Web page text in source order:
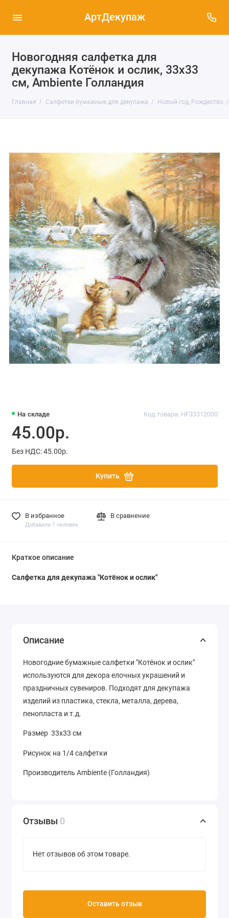
АртДекупаж
Новогодняя салфетка для
декупажа Котёнок и ослик, 33х33
см, Ambiente Голландия
Главная Салфетки бумажные для декупажа Новый год, Рождество
На складе Код товара: HF33312000
45.00р.
Без НДС: 45.00р.
Купить
В избранное
Добавили 1 человек
В сравнение
Краткое описание
Салфетка для декупажа "Котёнок и ослик"
Описание
Новогодние бумажные салфетки "Котёнок и ослик"
используются для декора елочных украшений и
праздничных сувениров. Подходят для декупажа
изделий из пластика, стекла, металла, дерева,
пенопласта и т.д.
Размер 33х33 см
Рисунок на 1/4 салфетки
Производитель Ambiente (Голландия)
Отзывы 0
Нет отзывов об этом товаре.
Оставить отзыв